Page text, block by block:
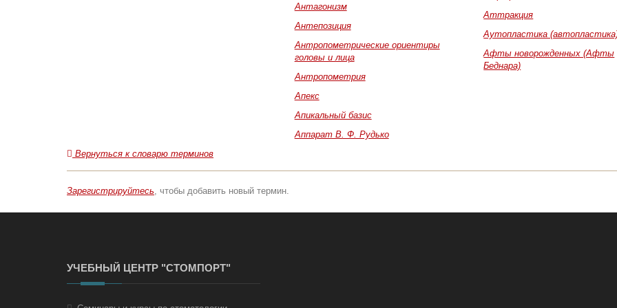
Антагонизм
Антепозиция
Антропометрические ориентиры
головы и лица
Антропометрия
Апекс
Апикальный базис
Аппарат В. Ф. Рудько
Аттракция
Аутопластика
Афты новорожденных (Афты
Беднара)
Вернуться к словарю терминов
Зарегистрируйтесь, чтобы добавить новый термин.
УЧЕБНЫЙ ЦЕНТР "СТОМПОРТ"